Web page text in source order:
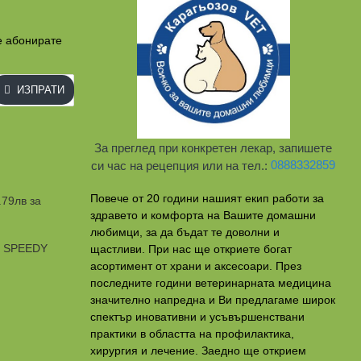
играчка
раче
абонирате
ИЗПРАТИ
за
За преглед при конкретен лекар, запишете
си час на рецепция или на тел.:0888332859
Повече от 20 години нашият екип работи за
здравето и комфорта на Вашите домашни
любимци, за да бъдат те доволни и
щастливи. При нас ще откриете богат
асортимент от храни и аксесоари. През
последните години ветеринарната медицина
значително напредна и Ви предлагаме широк
спектър иновативни и усъвършенствани
практики в областта на профилактикa,
хирургия и лечение. Заедно ще открием